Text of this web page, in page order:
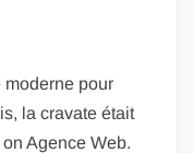
moderne pour
la cravate était
Agence Web.